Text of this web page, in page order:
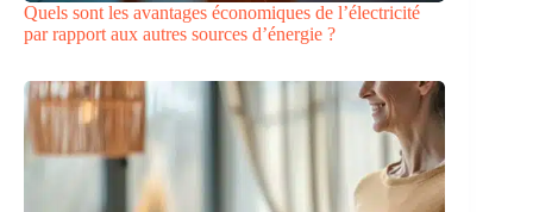
Quels sont les avantages économiques de l’électricité
par rapport aux autres sources d’énergie ?